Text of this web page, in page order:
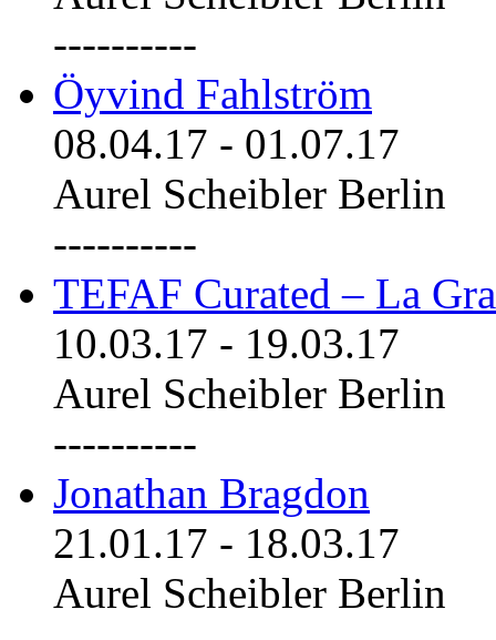
----------
Öyvind Fahlström
08.04.17 - 01.07.17
Aurel Scheibler Berlin
----------
TEFAF Curated – La
10.03.17 - 19.03.17
Aurel Scheibler Berlin
----------
Jonathan Bragdon
21.01.17 - 18.03.17
Aurel Scheibler Berlin